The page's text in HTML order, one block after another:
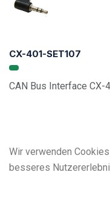
CX-401-SET107
CAN Bus Interface CX-
Wir verwenden
besseres